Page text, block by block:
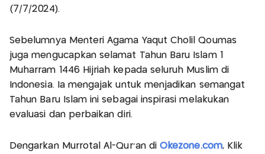
(7/7/2024).
Sebelumnya Menteri Agama Yaqut Cholil Qoumas
juga mengucapkan selamat Tahun Baru Islam 1
Muharram 1446 Hijriah kepada seluruh Muslim di
Indonesia. Ia mengajak untuk menjadikan semangat
Tahun Baru Islam ini sebagai inspirasi melakukan
evaluasi dan perbaikan diri.
Dengarkan Murrotal Al-Qur'an diOkezone.com, Klik